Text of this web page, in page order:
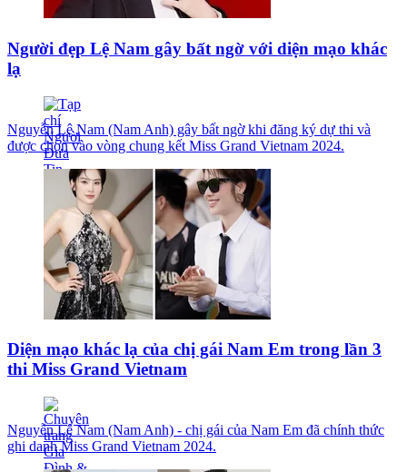
Người đẹp Lệ Nam gây bất ngờ với diện mạo khác
lạ
Nguyễn Lệ Nam (Nam Anh) gây bất ngờ khi đăng ký dự thi và
được chọn vào vòng chung kết Miss Grand Vietnam 2024.
Diện mạo khác lạ của chị gái Nam Em trong lần 3
thi Miss Grand Vietnam
Nguyễn Lệ Nam (Nam Anh) - chị gái của Nam Em đã chính thức
ghi danh Miss Grand Vietnam 2024.